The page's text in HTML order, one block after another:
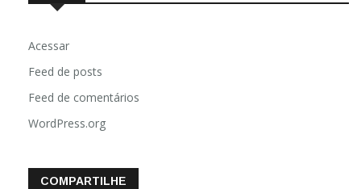
Acessar
Feed de posts
Feed de comentários
WordPress.org
COMPARTILHE